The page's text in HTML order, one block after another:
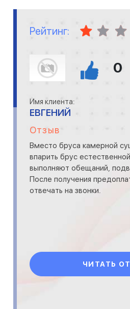
Рейтинг:
0
Имя клиента:
ЕВГЕНИЙ
Отзыв
Вместо бруса камерной
впарить брус
выполняют обещаний,
После получения
отвечать на звонки.
ЧИТАТЬ